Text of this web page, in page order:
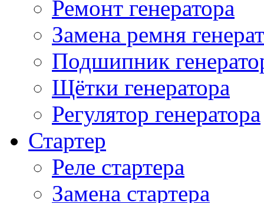
Ремонт генератора
Замена ремня
Подшипник
Щётки генератора
Регулятор генератора
Стартер
Реле стартера
Замена стартера